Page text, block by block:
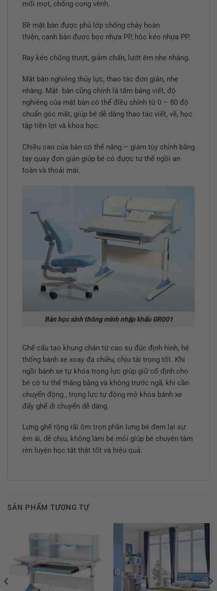
mối mọt, chống cong vênh.
Bề mặt bàn được phủ lớp chống cháy hoàn
thiện, cạnh bàn được bọc nhựa PP, hộc kéo nhựa PP.
Ray kéo chống trượt, giảm chấn, lướt êm nhẹ nhàng.
Mặt bàn nghiêng thủy lực, thao tác đơn giản, nhẹ
nhàng. Mặt bàn cũng chính là tấm bảng viết, độ
nghiêng của mặt bàn có thể điều chỉnh từ 0 – 80 độ
chuẩn góc mắt, giúp bé dễ dàng thao tác viết, vẽ, học
tập tiện lợi và khoa học.
Chiều cao của bàn có thể nâng – giảm tùy chỉnh bằng
tay quay đơn giản giúp bé có được tư thế ngồi an
toàn và thoải mái.
Bàn học sinh thông minh nhập khẩu GR001
Ghế cấu tạo khung chân từ cao su đúc định hình, hệ
thống bánh xe xoay đa chiều, chịu tải trọng tốt. Khi
ngồi bánh xe tự khóa trọng lực giúp giữ cố định cho
bé có tư thế thăng bằng và không trước ngã, khi cần
chuyển động , trọng lực tự động mở khóa bánh xe
đẩy ghế di chuyển dễ dàng.
Lưng ghế rộng rãi ôm trọn phần lưng bé đem lại sự
êm ái, dễ chịu, không làm bé mỏi giúp bé chuyên tâm
rèn luyện học tật thật tốt và hiệu quả.
SẢN PHẨM TƯƠNG TỰ